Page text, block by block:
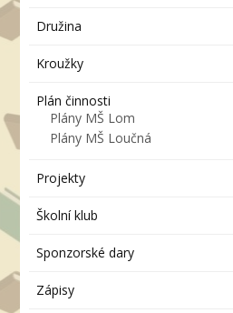
Družina
Kroužky
Plán činnosti
Plány MŠ Lom
Plány MŠ Loučná
Projekty
Školní klub
Sponzorské dary
Zápisy